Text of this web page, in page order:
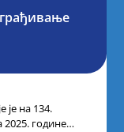
је на 134.
године